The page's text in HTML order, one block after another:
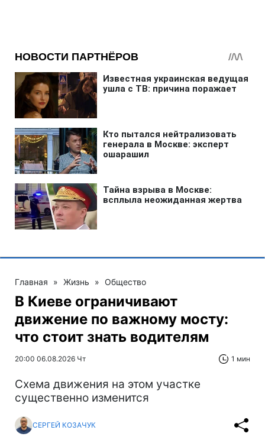
Главная » Жизнь » Общество
В Киеве ограничивают
движение по важному мосту:
что стоит знать водителям
20:00 06.08.2026 Чт 1 мин
Схема движения на этом участке
существенно изменится
СЕРГЕЙ КОЗАЧУК